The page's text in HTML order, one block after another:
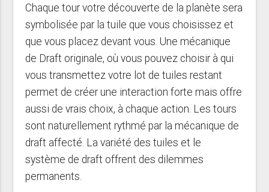
Chaque tour votre découverte de la planète sera
symbolisée par la tuile que vous choisissez et
que vous placez devant vous. Une mécanique
de Draft originale, où vous pouvez choisir à qui
vous transmettez votre lot de tuiles restant
permet de créer une interaction forte mais offre
aussi de vrais choix, à chaque action. Les tours
sont naturellement rythmé par la mécanique de
draft affecté. La variété des tuiles et le
système de draft offrent des dilemmes
permanents.